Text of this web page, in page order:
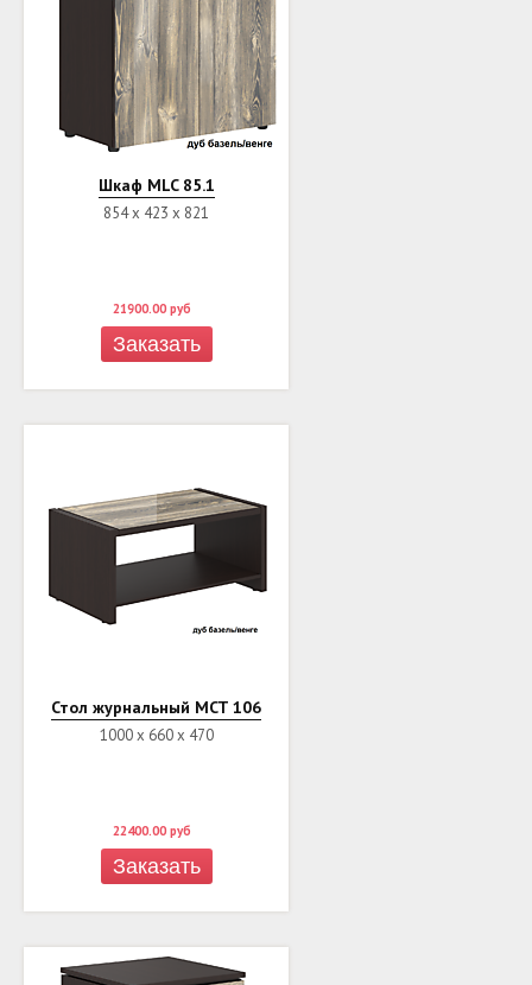
Шкаф MLC 85.1
854 х 423 х 821
21900.00 руб
Заказать
Стол журнальный MCT 106
1000 х 660 х 470
22400.00 руб
Заказать